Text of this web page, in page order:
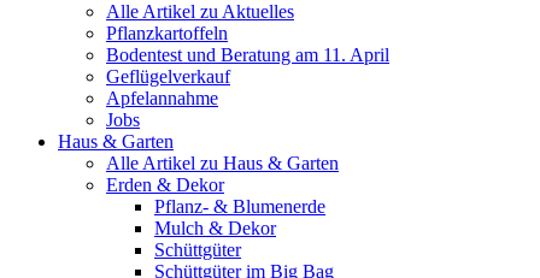
Alle Artikel zu Aktuelles
Pflanzkartoffeln
Bodentest und Beratung am 11. April
Geflügelverkauf
Apfelannahme
Jobs
Haus & Garten
Alle Artikel zu Haus & Garten
Erden & Dekor
Pflanz- & Blumenerde
Mulch & Dekor
Schüttgüter
Schüttgüter im Big Bag